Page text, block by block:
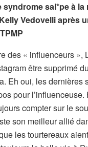
sal*pe à la
Vedovelli après
des « influenceurs »,
être supprimé
Eh oui, les dernières
pour
compter sur le
son meilleur allié
les tourtereaux